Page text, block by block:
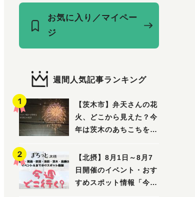
お気に入り／マイペー
ジ
週間人気記事ランキング
【茨木市】弁天さんの花
火、どこから見えた？今
年は茨木のあちこちを巡
【北摂】8月1日～8月7
日開催のイベント・おす
すめスポット情報「今週